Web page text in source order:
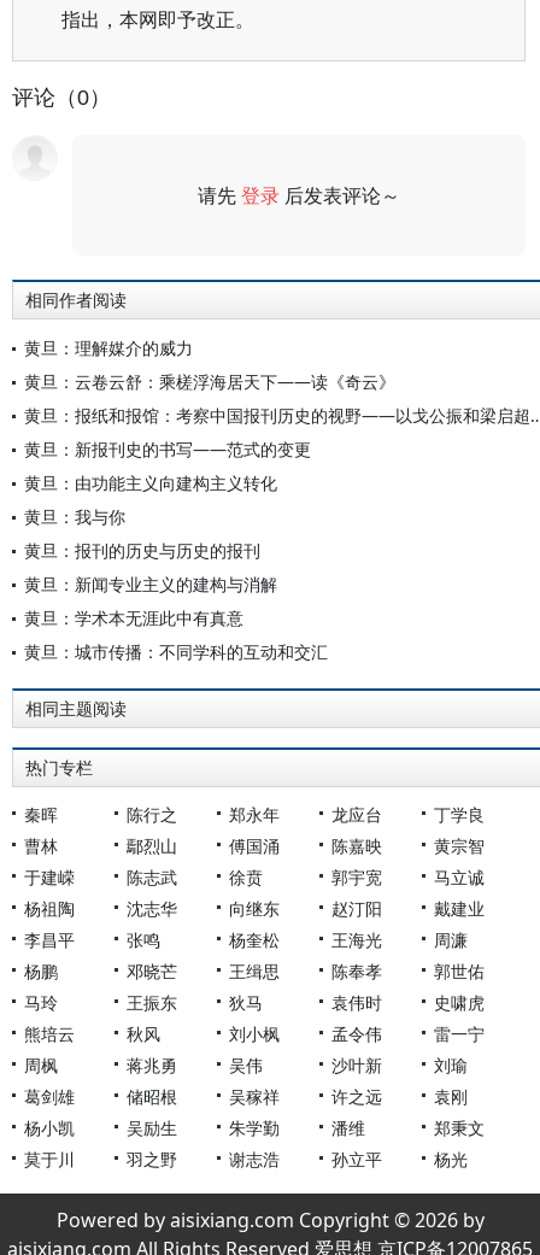
指出，本网即予改正。
评论（0）
请先登录 后发表评论～
相同作者阅读
黄旦：理解媒介的威力
黄旦：云卷云舒：乘槎浮海居天下——读《奇云》
黄旦：报纸和报馆：考察中
黄旦：新报刊史的书写——范式的变更
黄旦：由功能主义向建构主义转化
黄旦：我与你
黄旦：报刊的历史与历史的报刊
黄旦：新闻专业主义的建构与消解
黄旦：学术本无涯此中有真意
黄旦：城市传播：不同学科的互动和交汇
相同主题阅读
热门专栏
秦晖 陈行之 郑永年 龙应台
丁学良
曹林
鄢烈山 傅国涌 陈嘉映
黄宗智
于建嵘
陈志武 徐贲 郭宇宽
马立诚
杨祖陶
沈志华 向继东 赵汀阳
戴建业
李昌平
张鸣 杨奎松 王海光
周濂
杨鹏
邓晓芒 王缉思 陈奉孝
郭世佑
马玲
王振东 狄马 袁伟时
史啸虎
熊培云
秋风 刘小枫 孟令伟
雷一宁
周枫
蒋兆勇 吴伟 沙叶新
刘瑜
葛剑雄
储昭根 吴稼祥 许之远
袁刚
杨小凯
吴励生 朱学勤 潘维
郑秉文
莫于川
羽之野 谢志浩 孙立平 杨光
Powered by aisixiang.com Copyright © 2026 by
aisixiang.com All Rights Reserved 爱思想 京ICP备12007865